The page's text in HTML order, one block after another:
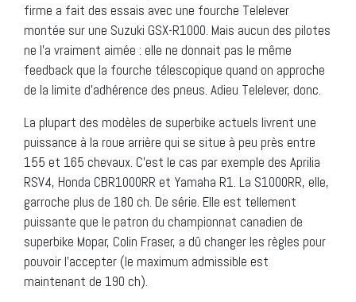
firme a fait des essais avec une fourche Telelever
montée sur une Suzuki GSX-R1000. Mais aucun des pilotes
ne l’a vraiment aimée : elle ne donnait pas le même
feedback que la fourche télescopique quand on approche
de la limite d’adhérence des pneus. Adieu Telelever, donc.
La plupart des modèles de superbike actuels livrent une
puissance à la roue arrière qui se situe à peu près entre
155 et 165 chevaux. C’est le cas par exemple des Aprilia
RSV4, Honda CBR1000RR et Yamaha R1. La S1000RR, elle,
garroche plus de 180 ch. De série. Elle est tellement
puissante que le patron du championnat canadien de
superbike Mopar, Colin Fraser, a dû changer les règles pour
pouvoir l’accepter (le maximum admissible est
maintenant de 190 ch).